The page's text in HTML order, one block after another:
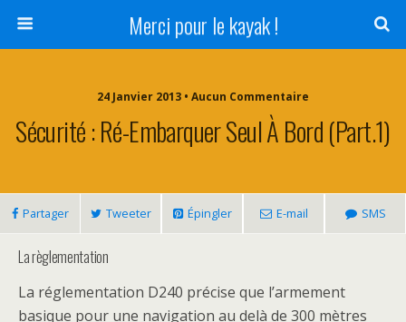
Merci pour le kayak !
24 Janvier 2013 • Aucun Commentaire
Sécurité : Ré-Embarquer Seul À Bord (part.1)
Partager Tweeter Épingler E-mail SMS
La règlementation
La réglementation D240 précise que l’armement
basique pour une navigation au delà de 300 mètres